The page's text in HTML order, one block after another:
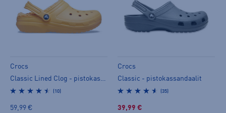
Crocs
Classic Lined Clog - pistokassandaalit
(10)
59,99 €
Crocs
Classic - pistokassandaalit
(35)
39,99 €